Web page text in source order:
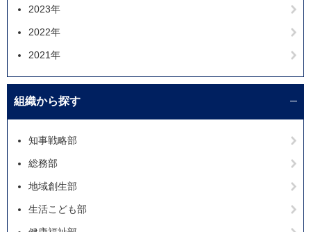
2023年
2022年
2021年
組織から探す
知事戦略部
総務部
地域創生部
生活こども部